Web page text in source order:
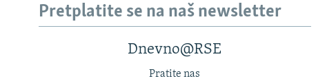
Pretplatite se na naš newsletter
Dnevno@RSE
Pratite nas